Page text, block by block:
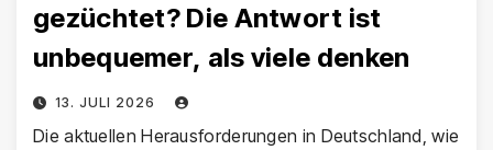
gezüchtet? Die Antwort ist
unbequemer, als viele denken
13. JULI 2026
Die aktuellen Herausforderungen in Deutschland, wie